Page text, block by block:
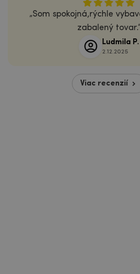
Som spokojná,rýchle
zabalený tovar.
Ludmila P.
2.12.2025
Viac recenzií